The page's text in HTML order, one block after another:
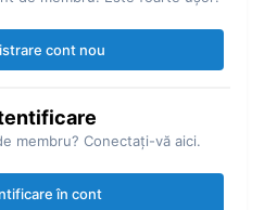
cont nou
membru? Conectaţi-vă aici.
în cont